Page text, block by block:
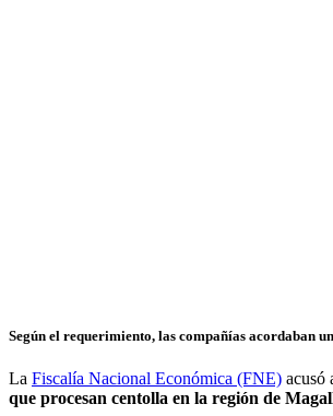
Según el requerimiento, las compañías acordaban
La Fiscalía Nacional Económica (FNE) acusó
que procesan centolla en la región de